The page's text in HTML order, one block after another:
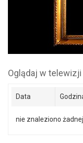
Oglądaj w telewizji
Data
nie znaleziono